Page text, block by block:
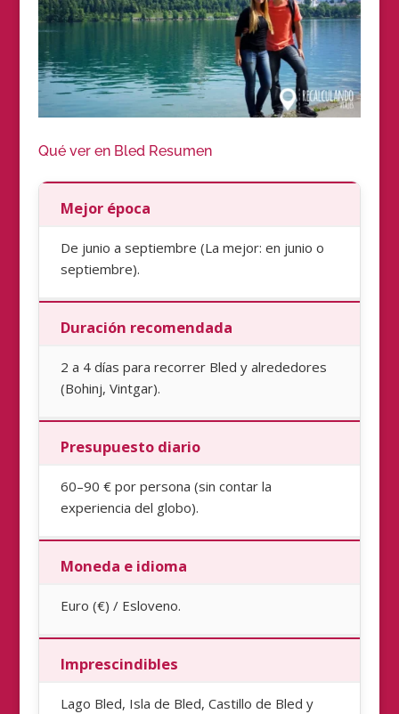
Qué ver en Bled Resumen
Mejor época
De junio a septiembre (La mejor: en junio o
septiembre).
Duración recomendada
2 a 4 días para recorrer Bled y alrededores
(Bohinj, Vintgar).
Presupuesto diario
60–90 € por persona (sin contar la
experiencia del globo).
Moneda e idioma
Euro (€) / Esloveno.
Imprescindibles
Lago Bled, Isla de Bled, Castillo de Bled y